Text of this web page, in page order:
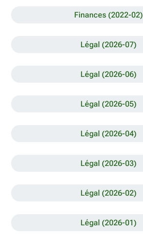
Finances (2022-02)
Légal (2026-07)
Légal (2026-06)
Légal (2026-05)
Légal (2026-04)
Légal (2026-03)
Légal (2026-02)
Légal (2026-01)